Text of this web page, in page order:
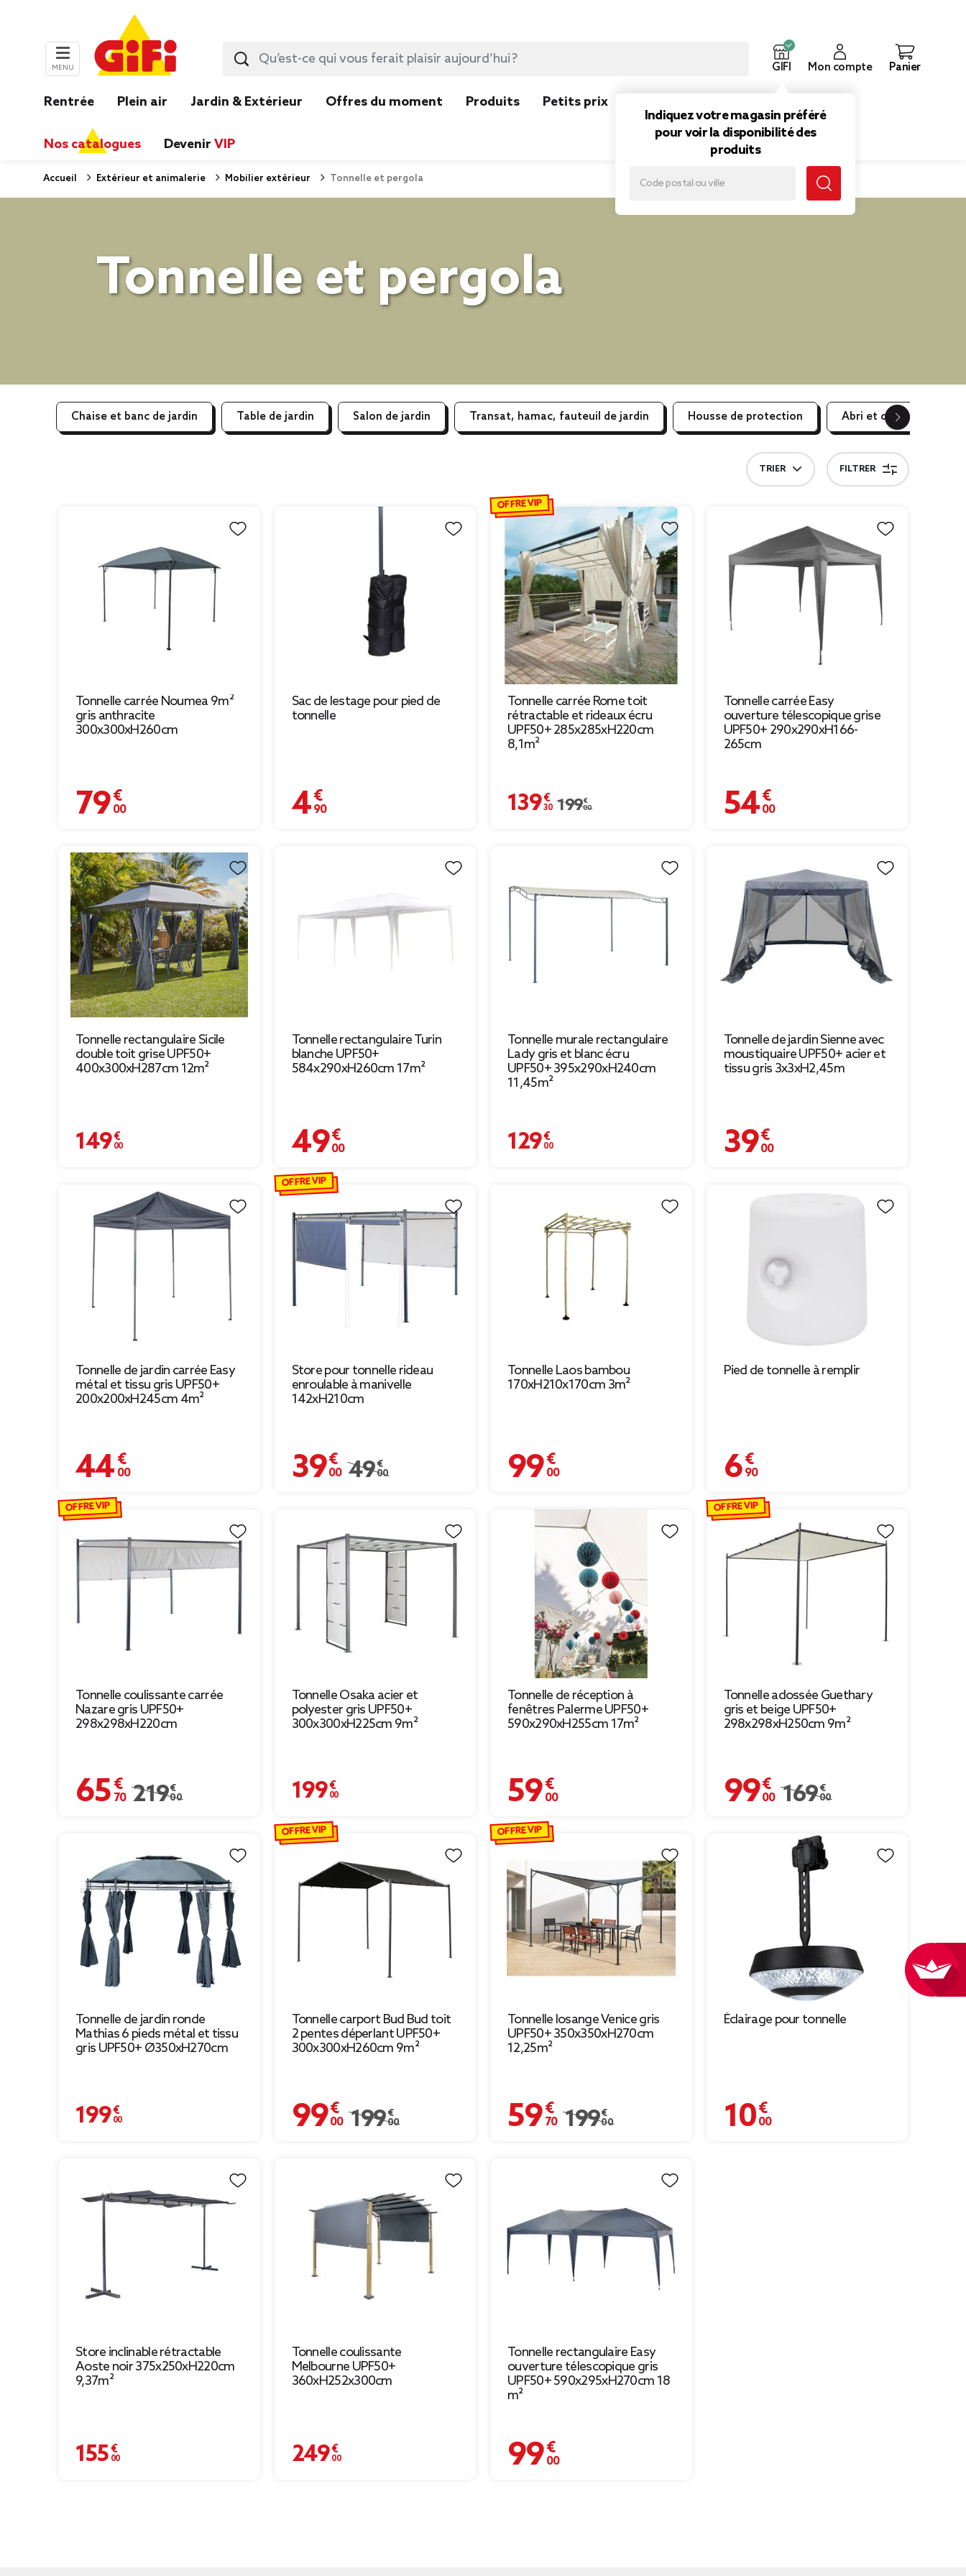
MENU GIFI
Indiquez votre magasin préféré
pour voir la disponibilité des
produits
Mon compte Panier
Rentrée Plein air Jardin & Extérieur Offres du moment Produits Petits prix
Nos catalogues Devenir VIP
Accueil Extérieur et animalerie Mobilier extérieur Tonnelle et pergola
Tonnelle et pergola
Chaise et banc de jardin Table de jardin Salon de jardin Transat, hamac, fauteuil de jardin Housse de protection Abri et coffre de jardin
TRIER FILTRER
Tonnelle carrée Noumea 9m²
gris anthracite
300x300xH260cm
79,00 €
Sac de lestage pour pied de
tonnelle
4,90 €
Tonnelle carrée Rome toit
rétractable et rideaux écru
UPF50+ 285x285xH220cm
8,1m²
139,30 €
Prix remisé de 199,00 € à 139,30 €
199,00 €
OFFRE VIP
Tonnelle carrée Easy
ouverture télescopique grise
UPF50+ 290x290xH166-
265cm
54,00 €
Tonnelle rectangulaire Sicile
double toit grise UPF50+
400x300xH287cm 12m²
149,00 €
Tonnelle rectangulaire Turin
blanche UPF50+
584x290xH260cm 17m²
49,00 €
Tonnelle murale rectangulaire
Lady gris et blanc écru
UPF50+ 395x290xH240cm
11,45m²
129,00 €
Tonnelle de jardin Sienne avec
moustiquaire UPF50+ acier et
tissu gris 3x3xH2,45m
39,00 €
Tonnelle de jardin carrée Easy
métal et tissu gris UPF50+
200x200xH245cm 4m²
44,00 €
Store pour tonnelle rideau
enroulable à manivelle
142xH210cm
39,00 €
Prix remisé de 49,00 € à 39,00 €
49,00 €
OFFRE VIP
Tonnelle Laos bambou
170xH210x170cm 3m²
99,00 €
Pied de tonnelle à remplir
6,90 €
Tonnelle coulissante carrée
Nazare gris UPF50+
298x298xH220cm
65,70 €
Prix remisé de 219,00 € à 65,70 €
219,00 €
OFFRE VIP
Tonnelle Osaka acier et
polyester gris UPF50+
300x300xH225cm 9m²
199,00 €
Tonnelle de réception à
fenêtres Palerme UPF50+
590x290xH255cm 17m²
59,00 €
Tonnelle adossée Guethary
gris et beige UPF50+
298x298xH250cm 9m²
99,00 €
Prix remisé de 169,00 € à 99,00 €
169,00 €
OFFRE VIP
Tonnelle de jardin ronde
Mathias 6 pieds métal et tissu
gris UPF50+ Ø350xH270cm
199,00 €
Tonnelle carport Bud Bud toit
2 pentes déperlant UPF50+
300x300xH260cm 9m²
99,00 €
Prix remisé de 199,00 € à 99,00 €
199,00 €
OFFRE VIP
Tonnelle losange Venice gris
UPF50+ 350x350xH270cm
12,25m²
59,70 €
Prix remisé de 199,00 € à 59,70 €
199,00 €
OFFRE VIP
Éclairage pour tonnelle
10,00 €
Store inclinable rétractable
Aoste noir 375x250xH220cm
9,37m²
155,00 €
Tonnelle coulissante
Melbourne UPF50+
360xH252x300cm
249,00 €
Tonnelle rectangulaire Easy
ouverture télescopique gris
UPF50+ 590x295xH270cm 18
m²
99,00 €